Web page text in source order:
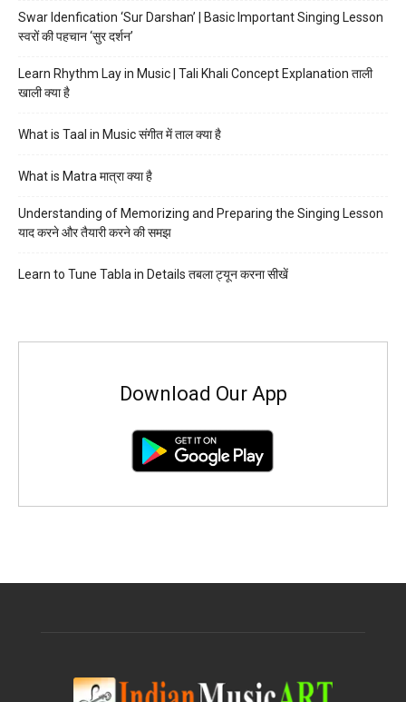
Swar Idenfication ‘Sur Darshan’ | Basic Important Singing Lesson
स्वरों की पहचान ‘सुर दर्शन’
Learn Rhythm Lay in Music | Tali Khali Concept Explanation ताली
खाली क्या है
What is Taal in Music संगीत में ताल क्या है
What is Matra मात्रा क्या है
Understanding of Memorizing and Preparing the Singing Lesson
याद करने और तैयारी करने की समझ
Learn to Tune Tabla in Details तबला ट्यून करना सीखें
Download Our App